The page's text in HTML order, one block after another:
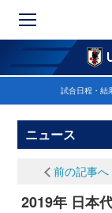
試合日程・結
ニュース
前の記事へ
2019年 日本